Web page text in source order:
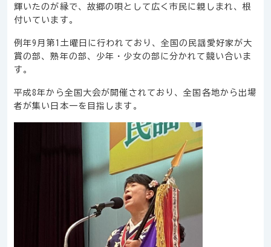
輝いたのが縁で、故郷の唄として広く市民に親しまれ、根
付いています。
例年9月第1土曜日に行われており、全国の民謡愛好家が大
賞の部、熟年の部、少年・少女の部に分かれて競い合いま
す。
平成8年から全国大会が開催されており、全国各地から出場
者が集い日本一を目指します。